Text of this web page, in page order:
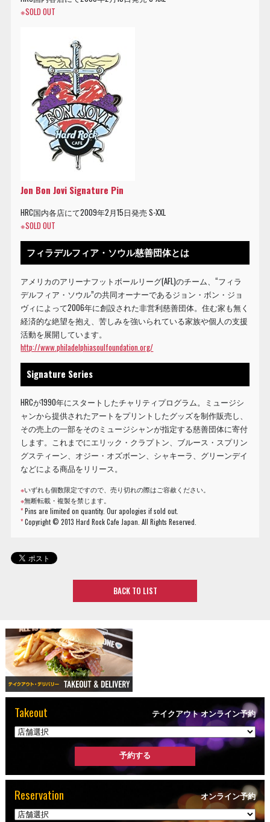
※SOLD OUT
Jon Bon Jovi Signature Pin
HRC国内各店にて2009年2月15日発売 S-XXL
※SOLD OUT
フィラデルフィア・ソウル慈善団体とは
アメリカのアリーナフットボールリーグ(AFL)のチーム、“フィラ
デルフィア・ソウル”の共同オーナーであるジョン・ボン・ジョ
ヴィによって2006年に創設された非営利慈善団体。住む家も無く
経済的な絶望を抱え、苦しみを強いられている家族や個人の支援
活動を展開しています。
http://www.philadelphiasoulfoundation.org/
Signature Series
HRCが1990年にスタートしたチャリティプログラム。ミュージシ
ャンから提供されたアートをプリントしたグッズを制作販売し、
その売上の一部をそのミュージシャンが指定する慈善団体に寄付
します。これまでにエリック・クラプトン、ブルース・スプリン
グスティーン、オジー・オズボーン、シャキーラ、グリーンデイ
などによる商品をリリース。
※いずれも個数限定ですので、売り切れの際はご容赦ください。
※無断転載・複製を禁じます。
*Pins are limited on quantity. Our apologies if sold out.
*Copyright © 2013 Hard Rock Cafe Japan. All Rights Reserved.
BACK TO LIST
Takeout テイクアウト オンライン予約
Reservation オンライン予約